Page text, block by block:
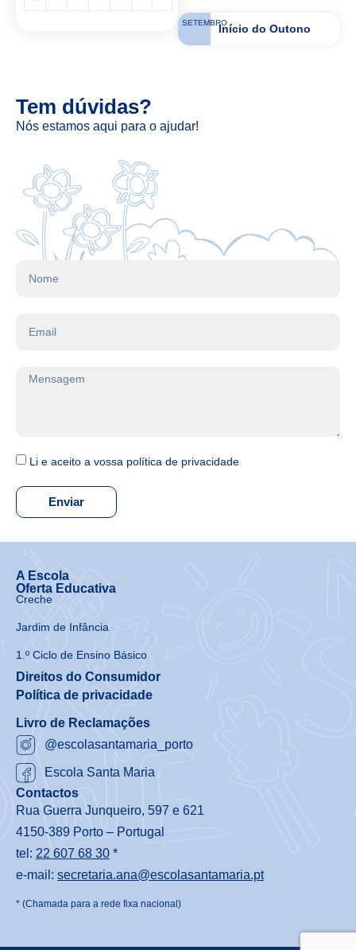
SETEMBROInício do Outono
Tem dúvidas?
Nós estamos aqui para o ajudar!
Li e aceito a vossa política de privacidade
Enviar
A Escola
Oferta Educativa
Creche
Jardim de Infância
1.º Ciclo de Ensino Básico
Direitos do Consumidor
Política de privacidade
Livro de Reclamações
@escolasantamaria_porto
Escola Santa Maria
Contactos
Rua Guerra Junqueiro, 597 e 621
4150-389 Porto – Portugal
tel: 22 607 68 30 *
e-mail: secretaria.ana@escolasantamaria.pt
* (Chamada para a rede fixa nacional)